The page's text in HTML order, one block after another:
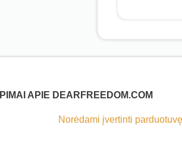
APIE DEARFREEDOM.COM
Norėdami įvertinti